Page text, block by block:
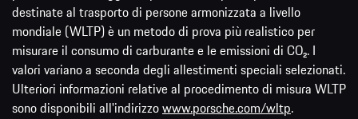
destinate al trasporto di persone armonizzata a livello
mondiale (WLTP) è un metodo di prova più realistico per
misurare il consumo di carburante e le emissioni di CO₂. I
valori variano a seconda degli allestimenti speciali selezionati.
Ulteriori informazioni relative al procedimento di misura WLTP
sono disponibili all'indirizzowww.porsche.com/wltp.